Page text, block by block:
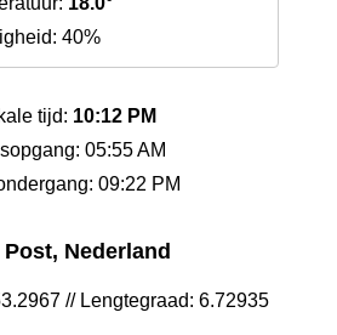
40%
tijd: 10:12 PM
05:55 AM
09:22 PM
Post, Nederland
// Lengtegraad: 6.72935